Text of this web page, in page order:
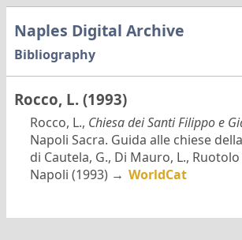
Naples Digital Archive
Bibliography
Rocco, L. (1993)
Rocco, L., Chiesa dei Santi Filippo e
Napoli Sacra. Guida alle chiese
di Cautela, G., Di Mauro, L., Ruotolo
Napoli (1993) → WorldCat